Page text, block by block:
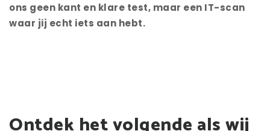
ons geen kant en klare test, maar een IT-scan
waar jij echt iets aan hebt.
Ontdek het volgende als wij